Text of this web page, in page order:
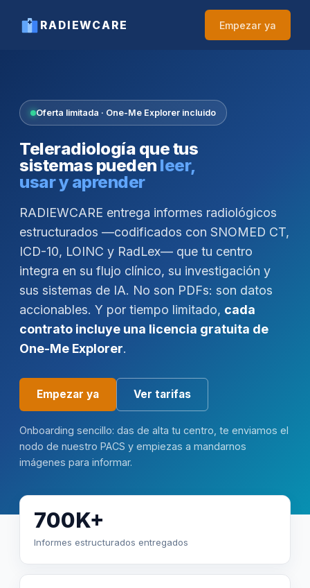
RADIEWCARE Empezar ya
Oferta limitada · One-Me Explorer incluido
Teleradiología que tus
sistemas pueden leer,
usar y aprender
RADIEWCARE entrega informes radiológicos
estructurados —codificados con SNOMED CT,
ICD-10, LOINC y RadLex— que tu centro
integra en su flujo clínico, su investigación y
sus sistemas de IA. No son PDFs: son datos
accionables. Y por tiempo limitado, cada
contrato incluye una licencia gratuita de
One-Me Explorer.
Empezar ya Ver tarifas
Onboarding sencillo: das de alta tu centro, te enviamos el
nodo de nuestro PACS y empiezas a mandarnos
imágenes para informar.
700K+
Informes estructurados entregados